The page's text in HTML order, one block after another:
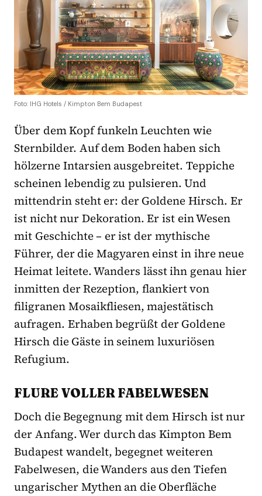
Foto: IHG Hotels / Kimpton Bem Budapest
Über dem Kopf funkeln Leuchten wie
Sternbilder. Auf dem Boden haben sich
hölzerne Intarsien ausgebreitet. Teppiche
scheinen lebendig zu pulsieren. Und
mittendrin steht er: der Goldene Hirsch. Er
ist nicht nur Dekoration. Er ist ein Wesen
mit Geschichte – er ist der mythische
Führer, der die Magyaren einst in ihre neue
Heimat leitete. Wanders lässt ihn genau hier
inmitten der Rezeption, flankiert von
filigranen Mosaikfliesen, majestätisch
aufragen. Erhaben begrüßt der Goldene
Hirsch die Gäste in seinem luxuriösen
Refugium.
FLURE VOLLER FABELWESEN
Doch die Begegnung mit dem Hirsch ist nur
der Anfang. Wer durch das Kimpton Bem
Budapest wandelt, begegnet weiteren
Fabelwesen, die Wanders aus den Tiefen
ungarischer Mythen an die Oberfläche